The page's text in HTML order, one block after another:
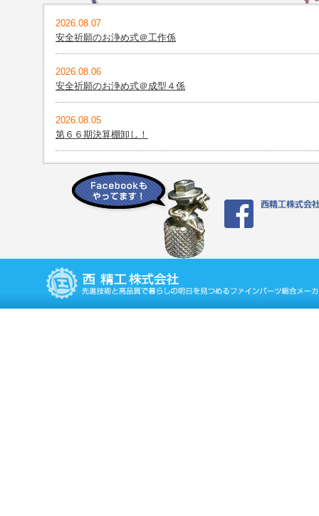
2026.08.07
安全祈願のお浄め式＠工作係
2026.08.06
安全祈願のお浄め式＠成型４係
2026.08.05
第６６期決算棚卸し！